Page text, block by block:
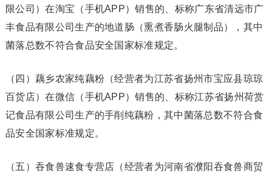
限公司）在淘宝（手机APP）销售的、标称广东省清远市广
丰食品有限公司生产的地道肠（熏煮香肠火腿制品），其中
菌落总数不符合食品安全国家标准规定。
（四）藕乡农家纯藕粉（经营者为江苏省扬州市宝应县琼琼
百货店）在微信（手机APP）销售的、标称江苏省扬州荷赏
记食品有限公司生产的手削纯藕粉，其中菌落总数不符合食
品安全国家标准规定。
（五）吞食兽速食专营店（经营者为河南省濮阳吞食兽商贸